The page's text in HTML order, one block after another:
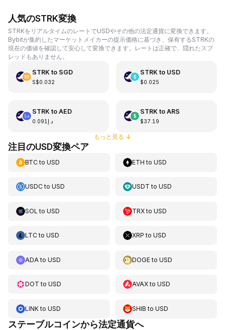
人気のSTRK変換
STRKをリアルタイムのレートでUSDやその他の法定通貨に変換できます。
Bybitが集約したマーケットメイカーの提示価格に基づき、保有するSTRKの
現在の価値を確認して安心して変換できます。レートは正確で、隠れたスプ
レッドもありません。
STRK to SGD
S$0.032
STRK to USD
$0.025
STRK to AED
د.إ0.091
STRK to ARS
$37.19
もっと見る ↓
注目のUSD変換ペア
BTCto USD ETH toUSD
USDCto USD USDT toUSD
SOL to USD TRXtoUSD
LTCto USD XRP toUSD
ADA to USD DOGEtoUSD
DOT to USD AVAXtoUSD
LINKto USD SHIB toUSD
ステーブルコインから法定通貨へ